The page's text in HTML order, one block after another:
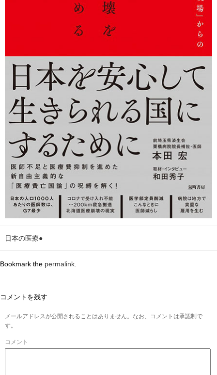
日本の医療●
Bookmark the permalink.
コメントを残す
メールアドレスが公開されることはありません。なお、コメントは承認制で
す。
コメント